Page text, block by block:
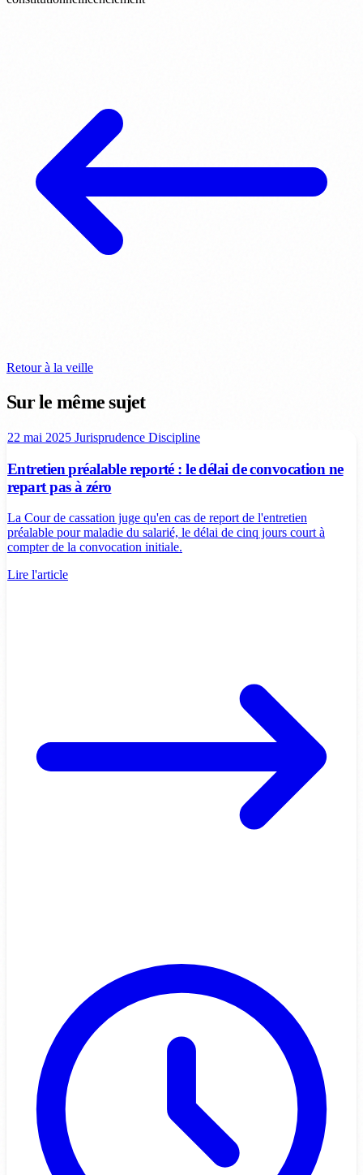
Retour à la veille
Sur le même sujet
22 mai 2025 Jurisprudence Discipline
Entretien préalable reporté : le délai de convocation ne
repart pas à zéro
La Cour de cassation juge qu'en cas de report de l'entretien
préalable pour maladie du salarié, le délai de cinq jours court à
compter de la convocation initiale.
Lire l'article